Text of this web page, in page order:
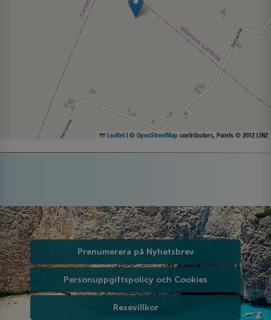
Leaflet | © OpenStreetMap contributors, Points © 2012 LINZ
Prenumerera på Nyhetsbrev
Personuppgiftspolicy och Cookies
Resevillkor